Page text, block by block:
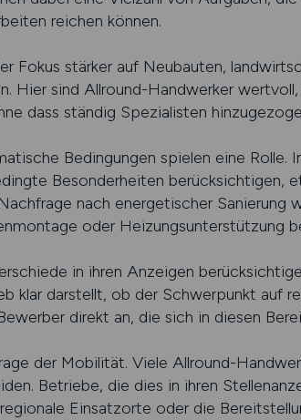
reichen können.
Fokus stärker auf Neubauten,
Hier sind Allround-Handwerker
dass ständig Spezialisten
Bedingungen spielen eine Rolle.
Besonderheiten berücksichtigen,
nach energetischer Sanierung
oder Heizungsunterstützung
in ihren Anzeigen
klar darstellt, ob der Schwerpunkt auf
direkt an, die sich in diesen
der Mobilität. Viele Allround-
Betriebe, die dies in ihren
Einsatzorte oder die